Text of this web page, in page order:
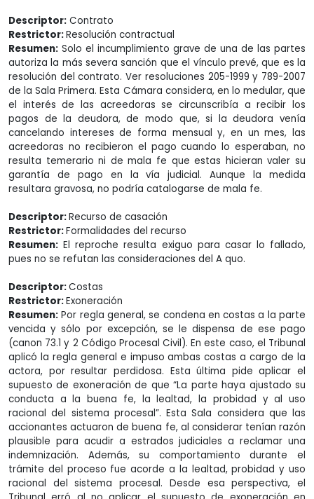
Descriptor: Contrato
Restrictor:Resolución contractual
Resumen: Solo el incumplimiento grave de una de las partes
autoriza la más severa sanción que el vínculo prevé, que es la
resolución del contrato. Ver resoluciones 205-1999 y 789-2007
de la Sala Primera. Esta Cámara considera, en lo medular, que
el interés de las acreedoras se circunscribía a recibir los
pagos de la deudora, de modo que, si la deudora venía
cancelando intereses de forma mensual y, en un mes, las
acreedoras no recibieron el pago cuando lo esperaban, no
resulta temerario ni de mala fe que estas hicieran valer su
garantía de pago en la vía judicial. Aunque la medida
resultara gravosa, no podría catalogarse de mala fe.
Descriptor:Recurso de casación
Restrictor:Formalidades del recurso
Resumen: El reproche resulta exiguo para casar lo fallado,
pues no se refutan las consideraciones del A quo.
Descriptor:Costas
Restrictor:Exoneración
Resumen: Por regla general, se condena en costas a la parte
vencida y sólo por excepción, se le dispensa de ese pago
(canon 73.1 y 2 Código Procesal Civil). En este caso, el Tribunal
aplicó la regla general e impuso ambas costas a cargo de la
actora, por resultar perdidosa. Esta última pide aplicar el
supuesto de exoneración de que “La parte haya ajustado su
conducta a la buena fe, la lealtad, la probidad y al uso
racional del sistema procesal”. Esta Sala considera que las
accionantes actuaron de buena fe, al considerar tenían razón
plausible para acudir a estrados judiciales a reclamar una
indemnización. Además, su comportamiento durante el
trámite del proceso fue acorde a la lealtad, probidad y uso
racional del sistema procesal. Desde esa perspectiva, el